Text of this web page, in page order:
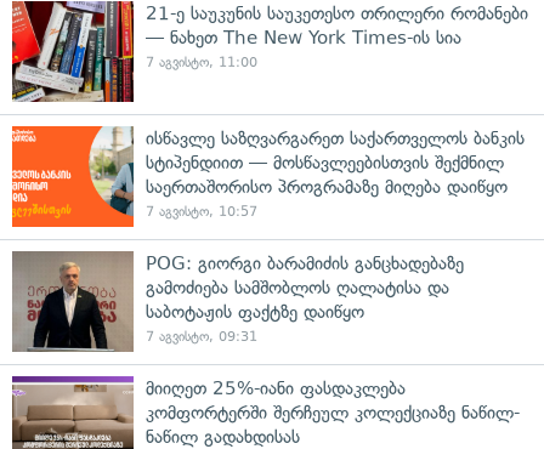
21-ე საუკუნის საუკეთესო თრილერი რომანები
— ნახეთ The New York Times-ის სია
7 აგვისტო, 11:00
ისწავლე საზღვარგარეთ საქართველოს ბანკის
სტიპენდიით — მოსწავლეებისთვის შექმნილ
საერთაშორისო პროგრამაზე მიღება დაიწყო
7 აგვისტო, 10:57
POG: გიორგი ბარამიძის განცხადებაზე
გამოძიება სამშობლოს ღალატისა და
საბოტაჟის ფაქტზე დაიწყო
7 აგვისტო, 09:31
მიიღეთ 25%-იანი ფასდაკლება
კომფორტერში შერჩეულ კოლექციაზე ნაწილ-
ნაწილ გადახდისას